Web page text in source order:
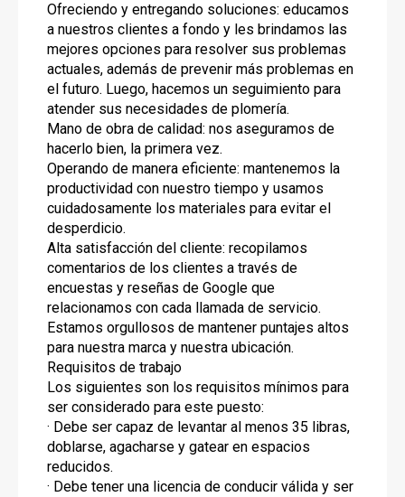
Ofreciendo y entregando soluciones: educamos
a nuestros clientes a fondo y les brindamos las
mejores opciones para resolver sus problemas
actuales, además de prevenir más problemas en
el futuro. Luego, hacemos un seguimiento para
atender sus necesidades de plomería.
Mano de obra de calidad: nos aseguramos de
hacerlo bien, la primera vez.
Operando de manera eficiente: mantenemos la
productividad con nuestro tiempo y usamos
cuidadosamente los materiales para evitar el
desperdicio.
Alta satisfacción del cliente: recopilamos
comentarios de los clientes a través de
encuestas y reseñas de Google que
relacionamos con cada llamada de servicio.
Estamos orgullosos de mantener puntajes altos
para nuestra marca y nuestra ubicación.
Requisitos de trabajo
Los siguientes son los requisitos mínimos para
ser considerado para este puesto:
· Debe ser capaz de levantar al menos 35 libras,
doblarse, agacharse y gatear en espacios
reducidos.
· Debe tener una licencia de conducir válida y ser